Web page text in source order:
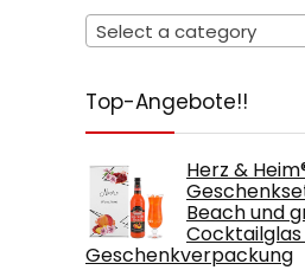
Select a category
Top-Angebote!!
Herz &
Beach und
Cocktailglas
Geschenkverpackung